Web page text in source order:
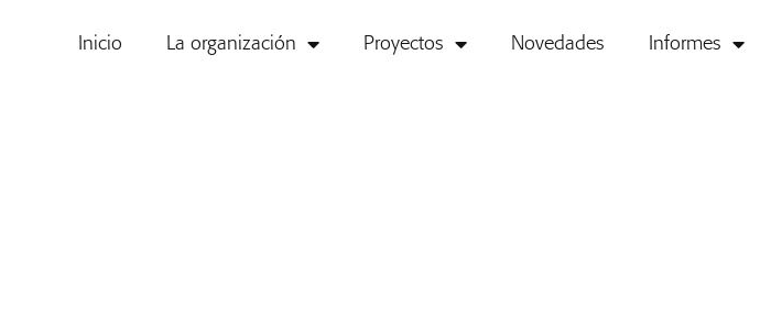
Inicio La organización Proyectos Novedades Informes